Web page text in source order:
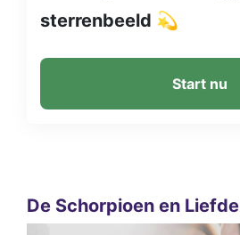
sterrenbeeld 💫
Start nu
De Schorpioen en Liefde